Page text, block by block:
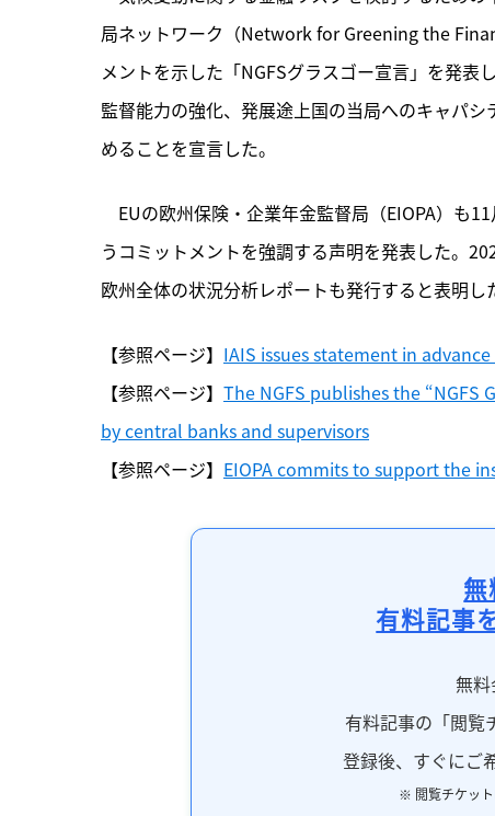
局ネットワーク（Network for Greening the
メントを示した「NGFSグラスゴー宣言」を発表
監督能力の強化、発展途上国の当局へのキャパ
めることを宣言した。
EUの欧州保険・企業年金監督局（EIOPA）も
うコミットメントを強調する声明を発表した。
欧州全体の状況分析レポートも発行すると表明し
【参照ページ】 IAIS issues statement in advance
【参照ページ】 The NGFS publishes the
by central banks and supervisors
【参照ページ】 EIOPA commits to support the
有料記事
無料
有料記事の「閲覧
登録後、すぐにご
※ 閲覧チケット